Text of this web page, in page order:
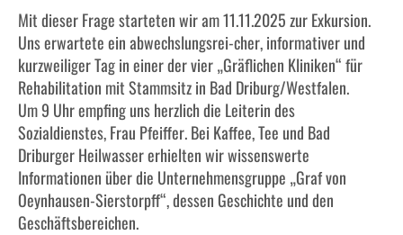
Mit dieser Frage starteten wir am 11.11.2025 zur Exkursion.
Uns erwartete ein abwechslungsrei-cher, informativer und
kurzweiliger Tag in einer der vier „Gräflichen Kliniken“ für
Rehabilitation mit Stammsitz in Bad Driburg/Westfalen.
Um 9 Uhr empfing uns herzlich die Leiterin des
Sozialdienstes, Frau Pfeiffer. Bei Kaffee, Tee und Bad
Driburger Heilwasser erhielten wir wissenswerte
Informationen über die Unternehmensgruppe „Graf von
Oeynhausen-Sierstorpff“, dessen Geschichte und den
Geschäftsbereichen.